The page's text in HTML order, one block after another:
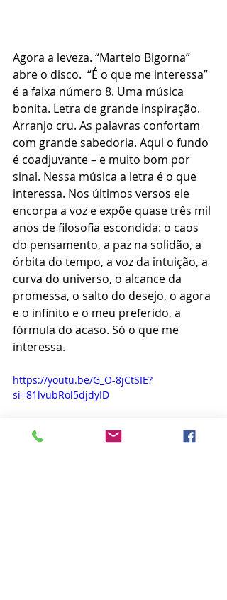
Agora a leveza. “Martelo Bigorna”
abre o disco.  “É o que me interessa”
é a faixa número 8. Uma música
bonita. Letra de grande inspiração.
Arranjo cru. As palavras confortam
com grande sabedoria. Aqui o fundo
é coadjuvante – e muito bom por
sinal. Nessa música a letra é o que
interessa. Nos últimos versos ele
encorpa a voz e expõe quase três mil
anos de filosofia escondida: o caos
do pensamento, a paz na solidão, a
órbita do tempo, a voz da intuição, a
curva do universo, o alcance da
promessa, o salto do desejo, o agora
e o infinito e o meu preferido, a
fórmula do acaso. Só o que me
interessa.
https://youtu.be/G_O-8jCtSIE?
si=81lvubRol5djdyID